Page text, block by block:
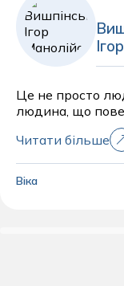
Це не просто
людина, що
Читати більше
Віка